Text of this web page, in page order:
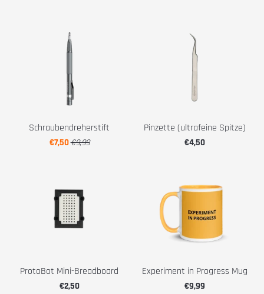
Schraubendreherstift
€7,50€9,99
Pinzette (ultrafeine Spitze)
€4,50
ProtoBot Mini-Breadboard
€2,50
Experiment in Progress Mug
€9,99